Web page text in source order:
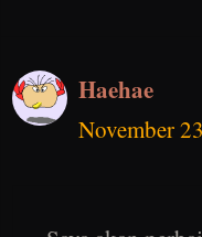
Haehae
November